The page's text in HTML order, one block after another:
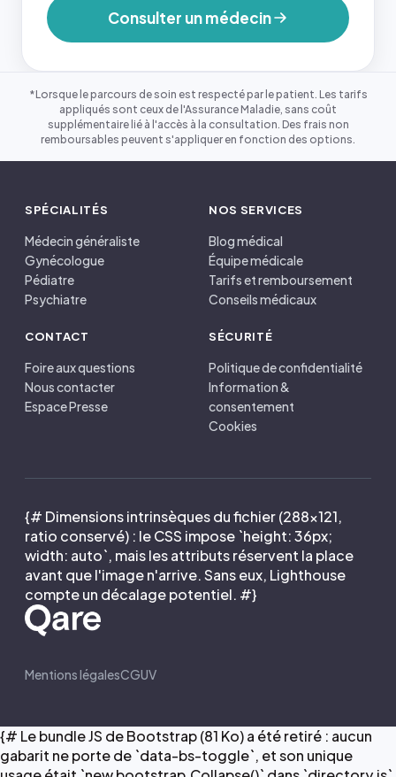
Consulter un médecin
*Lorsque le parcours de soin est respecté par le patient. Les tarifs
appliqués sont ceux de l'Assurance Maladie, sans coût
supplémentaire lié à l'accès à la consultation. Des frais non
remboursables peuvent s'appliquer en fonction des options.
SPÉCIALITÉS
Médecin généraliste
Gynécologue
Pédiatre
Psychiatre
NOS SERVICES
Blog médical
Équipe médicale
Tarifs et remboursement
Conseils médicaux
CONTACT
Foire aux questions
Nous contacter
Espace Presse
SÉCURITÉ
Politique de confidentialité
Information &
consentement
Cookies
{# Dimensions intrinsèques du fichier (288×121,
ratio conservé) : le CSS impose `height: 36px;
width: auto`, mais les attributs réservent la place
avant que l'image n'arrive. Sans eux, Lighthouse
compte un décalage potentiel. #}
Mentions légalesCGUV
{# Le bundle JS de Bootstrap (81 Ko) a été retiré : aucun
gabarit ne porte de `data-bs-toggle`, et son unique